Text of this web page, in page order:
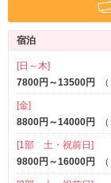
サービス
ルームサービス
【一部設備】
ロウリュウサウナ
バブルバス
マイクロバブルバス
レインボーバス
マッサージチェアー
宿泊
[日～木]
7800円～13500円
（
[金]
8800円～14000円
（
[1部 土・祝前日]
9800円～16000円
（